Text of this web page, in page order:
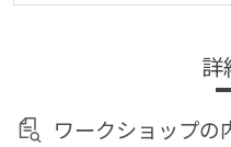
詳
ワークショップの